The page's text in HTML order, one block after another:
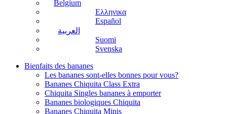
Belgium
Ελληνικα
Español
العربية
Suomi
Svenska
Bienfaits des bananes
Les bananes sont-elles bonnes pour vous?
Bananes Chiquita Class Extra
Chiquita Singles bananes à emporter
Bananes biologiques Chiquita
Bananes Chiquita Minis